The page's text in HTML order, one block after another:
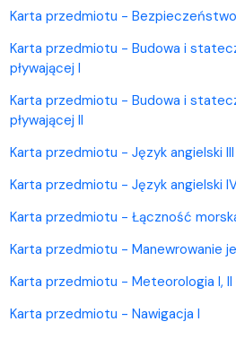
Karta przedmiotu -
Karta przedmiotu - Budowa i
pływającej I
Karta przedmiotu - Budowa i
pływającej II
Karta przedmiotu - Język angielski III
Karta przedmiotu - Język angielski
Karta przedmiotu - Łączność
Karta przedmiotu - Manewrowanie
Karta przedmiotu - Meteorologia I, II
Karta przedmiotu - Nawigacja I